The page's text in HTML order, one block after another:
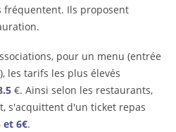
fréquentent. Ils proposent
pour un menu (entrée
les tarifs les plus élevés
€. Ainsi selon les restaurants,
s'acquittent d'un ticket repas
et 6€.